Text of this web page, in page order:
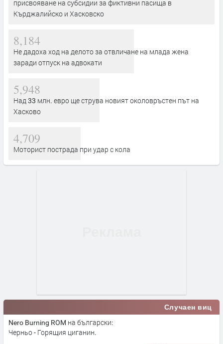
присвояване на субсидии за фиктивни пасища в
Кърджалийско и Хасковско
8,184
Не дадоха ход на делото за отвличане на млада жена
заради отпуск на адвокати
5,948
Над 33 млн. евро ще струва новият околовръстен път на
Хасково
4,709
Моторист пострада при удар с кола
Случаен виц
Nero Burning ROM на български:
Черньо - Горящия циганин.